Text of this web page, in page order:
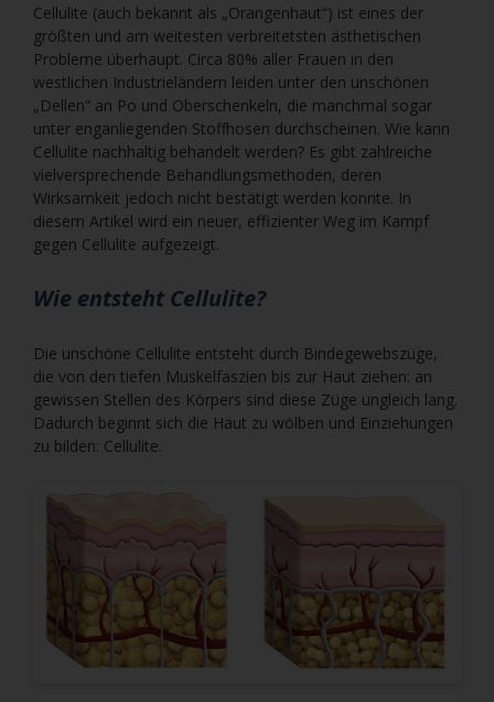
Cellulite (auch bekannt als „Orangenhaut“) ist eines der
größten und am weitesten verbreitetsten ästhetischen
Probleme überhaupt. Circa 80% aller Frauen in den
westlichen Industrieländern leiden unter den unschönen
„Dellen“ an Po und Oberschenkeln, die manchmal sogar
unter enganliegenden Stoffhosen durchscheinen. Wie kann
Cellulite nachhaltig behandelt werden? Es gibt zahlreiche
vielversprechende Behandlungsmethoden, deren
Wirksamkeit jedoch nicht bestätigt werden konnte. In
diesem Artikel wird ein neuer, effizienter Weg im Kampf
gegen Cellulite aufgezeigt.
Wie entsteht Cellulite?
Die unschöne Cellulite entsteht durch Bindegewebszüge,
die von den tiefen Muskelfaszien bis zur Haut ziehen: an
gewissen Stellen des Körpers sind diese Züge ungleich lang.
Dadurch beginnt sich die Haut zu wölben und Einziehungen
zu bilden: Cellulite.